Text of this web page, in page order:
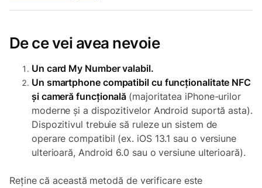
De ce vei avea nevoie
Un card My Number valabil.
Un smartphone compatibil cu funcționalitate NFC
și cameră funcțională (majoritatea iPhone-urilor
moderne și a dispozitivelor Android suportă asta).
Dispozitivul trebuie să ruleze un sistem de
operare compatibil (ex. iOS 13.1 sau o versiune
ulterioară, Android 6.0 sau o versiune ulterioară).
Reține că această metodă de verificare este